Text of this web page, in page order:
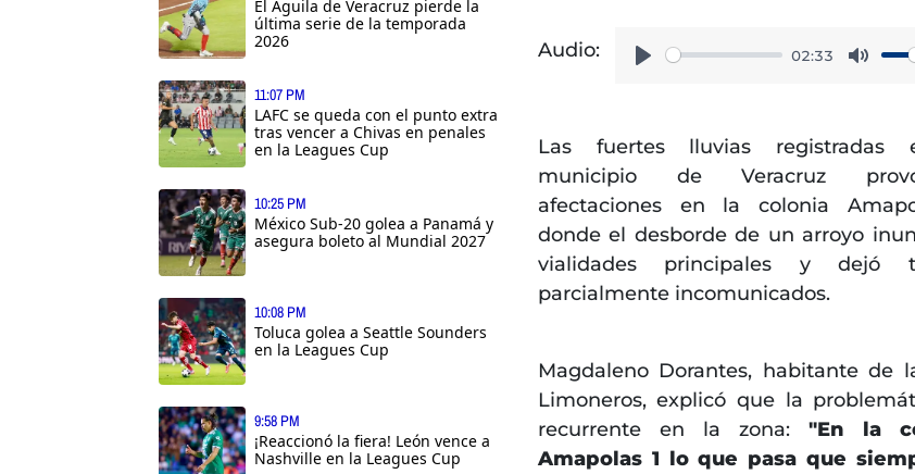
El Águila de Veracruz pierde la
última serie de la temporada
2026
11:07 PM
LAFC se queda con el punto extra
tras vencer a Chivas en penales
en la Leagues Cup
10:25 PM
México Sub-20 golea a Panamá y
asegura boleto al Mundial 2027
10:08 PM
Toluca golea a Seattle Sounders
en la Leagues Cup
9:58 PM
¡Reaccionó la fiera! León vence a
Nashville en la Leagues Cup
Audio:
02:33
Las fuertes lluvias registradas
municipio de Veracruz
afectaciones en la colonia
donde el desborde de un arroyo
vialidades principales y dejó
parcialmente incomunicados.
Magdaleno Dorantes, habitante de
Limoneros, explicó que la
recurrente en la zona: "En la
Amapolas 1 lo que pasa que